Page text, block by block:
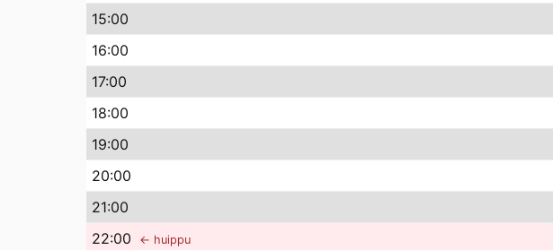
15:00
16:00
17:00
18:00
19:00
20:00
21:00
22:00 ← huippu